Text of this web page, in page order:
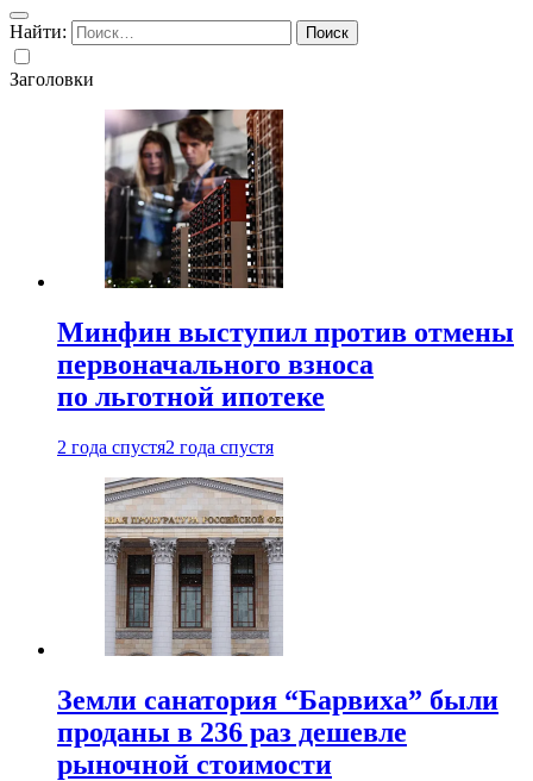
Найти:
Заголовки
Минфин выступил против отмены
первоначального взноса
по льготной ипотеке
2 года спустя2 года спустя
Земли санатория “Барвиха” были
проданы в 236 раз дешевле
рыночной стоимости